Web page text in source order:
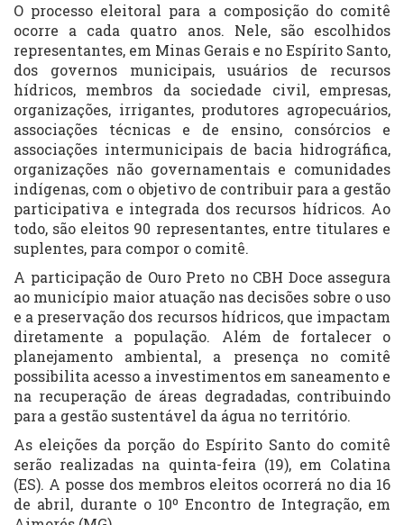
O processo eleitoral para a composição do comitê
ocorre a cada quatro anos. Nele, são escolhidos
representantes, em Minas Gerais e no Espírito Santo,
dos governos municipais, usuários de recursos
hídricos, membros da sociedade civil, empresas,
organizações, irrigantes, produtores agropecuários,
associações técnicas e de ensino, consórcios e
associações intermunicipais de bacia hidrográfica,
organizações não governamentais e comunidades
indígenas, com o objetivo de contribuir para a gestão
participativa e integrada dos recursos hídricos. Ao
todo, são eleitos 90 representantes, entre titulares e
suplentes, para compor o comitê.
A participação de Ouro Preto no CBH Doce assegura
ao município maior atuação nas decisões sobre o uso
e a preservação dos recursos hídricos, que impactam
diretamente a população. Além de fortalecer o
planejamento ambiental, a presença no comitê
possibilita acesso a investimentos em saneamento e
na recuperação de áreas degradadas, contribuindo
para a gestão sustentável da água no território.
As eleições da porção do Espírito Santo do comitê
serão realizadas na quinta-feira (19), em Colatina
(ES). A posse dos membros eleitos ocorrerá no dia 16
de abril, durante o 10º Encontro de Integração, em